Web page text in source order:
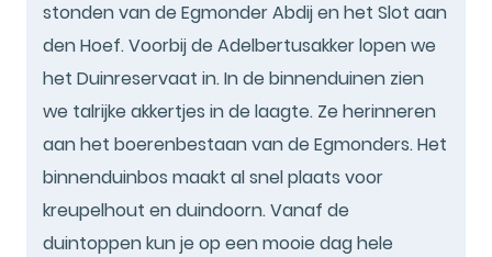
stonden van de Egmonder Abdij en het Slot aan
den Hoef. Voorbij de Adelbertusakker lopen we
het Duinreservaat in. In de binnenduinen zien
we talrijke akkertjes in de laagte. Ze herinneren
aan het boerenbestaan van de Egmonders. Het
binnenduinbos maakt al snel plaats voor
kreupelhout en duindoorn. Vanaf de
duintoppen kun je op een mooie dag hele